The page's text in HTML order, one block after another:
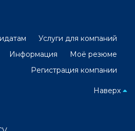
Услуги для компаний
Информация
Моё резюме
Регистрация компании
Наверх